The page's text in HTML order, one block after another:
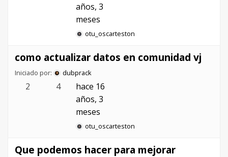
años, 3
meses
otu_oscarteston
como actualizar datos en comunidad vj
Iniciado por: dubprack
2 4
hace 16
años, 3
meses
otu_oscarteston
Que podemos hacer para mejorar